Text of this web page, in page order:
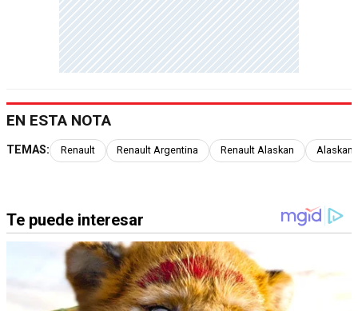
EN ESTA NOTA
TEMAS: Renault Renault Argentina Renault Alaskan Alaskan